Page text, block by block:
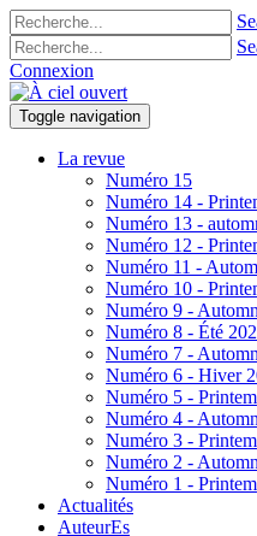
Connexion
Toggle navigation
La revue
Numéro 15
Numéro 14 -
Numéro 13 -
Numéro 12 -
Numéro 11 -
Numéro 10 -
Numéro 9 -
Numéro 8 - Été
Numéro 7 -
Numéro 6 - Hiver
Numéro 5 -
Numéro 4 -
Numéro 3 -
Numéro 2 -
Numéro 1 -
Actualités
AuteurEs